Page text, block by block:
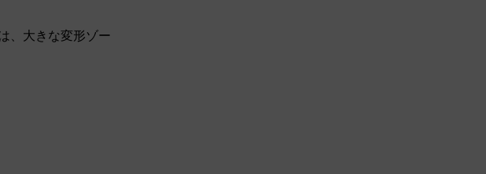
、大きな変形ゾー